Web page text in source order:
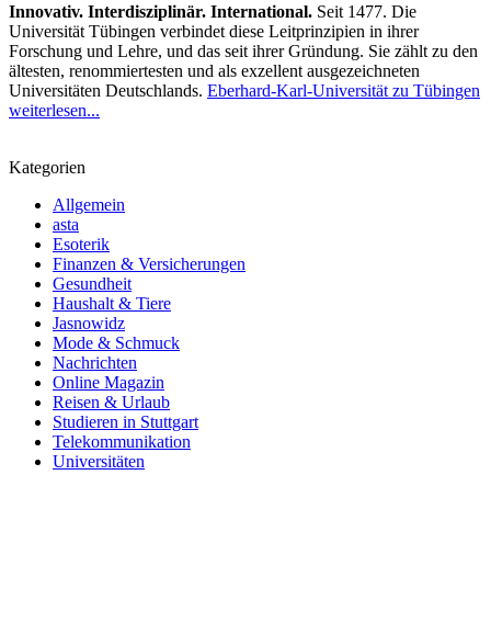
Innovativ. Interdisziplinär. International. Seit 1477. Die
Universität Tübingen verbindet diese Leitprinzipien in ihrer
Forschung und Lehre, und das seit ihrer Gründung. Sie zählt zu den
ältesten, renommiertesten und als exzellent ausgezeichneten
Universitäten Deutschlands. Eberhard-Karl-Universität zu Tübingen
weiterlesen...
Kategorien
Allgemein
asta
Esoterik
Finanzen & Versicherungen
Gesundheit
Haushalt & Tiere
Jasnowidz
Mode & Schmuck
Nachrichten
Online Magazin
Reisen & Urlaub
Studieren in Stuttgart
Telekommunikation
Universitäten